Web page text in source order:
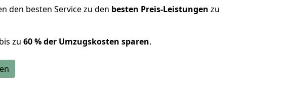
den besten Service zu den besten Preis-Leistungen zu
zu 60 % der Umzugskosten sparen.